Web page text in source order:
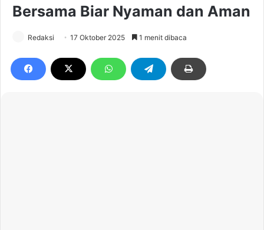
Bersama Biar Nyaman dan Aman
Redaksi 17 Oktober 2025 1 menit dibaca